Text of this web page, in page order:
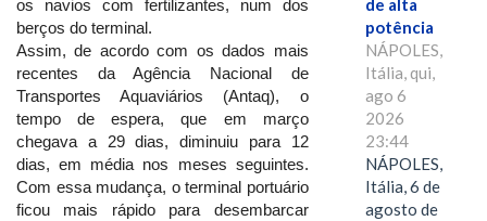
os navios com fertilizantes, num dos
berços do terminal.
Assim, de acordo com os dados mais
recentes da Agência Nacional de
Transportes Aquaviários (Antaq), o
tempo de espera, que em março
chegava a 29 dias, diminuiu para 12
dias, em média nos meses seguintes.
Com essa mudança, o terminal portuário
ficou mais rápido para desembarcar
de alta
potência
NÁPOLES,
Itália, qui,
ago 6
2026
23:44
NÁPOLES,
Itália, 6 de
agosto de